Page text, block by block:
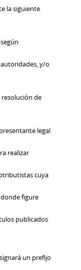
la siguiente
y/o
resolución de
legal
realizar
cuya
figure
publicados
un prefijo